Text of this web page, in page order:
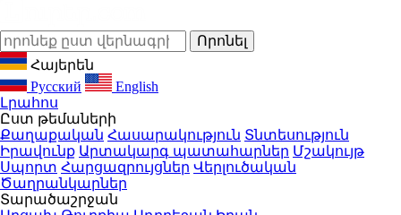
Հայերեն
Русский
English
Լրահոս
Ըստ թեմաների
Քաղաքական Հասարակություն Տնտեսություն
Իրավունք Արտակարգ պատահարներ Մշակույթ
Սպորտ Հարցազրույցներ Վերլուծական
Ծաղրանկարներ
Տարածաշրջան